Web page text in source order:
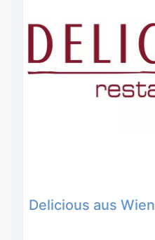
Delicious aus Wien